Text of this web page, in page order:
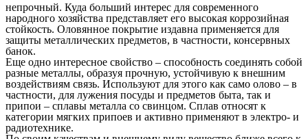
непрочный. Куда больший интерес для современного
народного хозяйства представляет его высокая коррозийная
стойкость. Оловянное покрытие издавна применяется для
защиты металлических предметов, в частности, консервных
банок.
Еще одно интересное свойство – способность соединять собой
разные металлы, образуя прочную, устойчивую к внешним
воздействиям связь. Используют для этого как само олово – в
частности, для лужения посуды и предметов быта, так и
припои – сплавы металла со свинцом. Сплав относят к
категории мягких припоев и активно применяют в электро- и
радиотехнике.